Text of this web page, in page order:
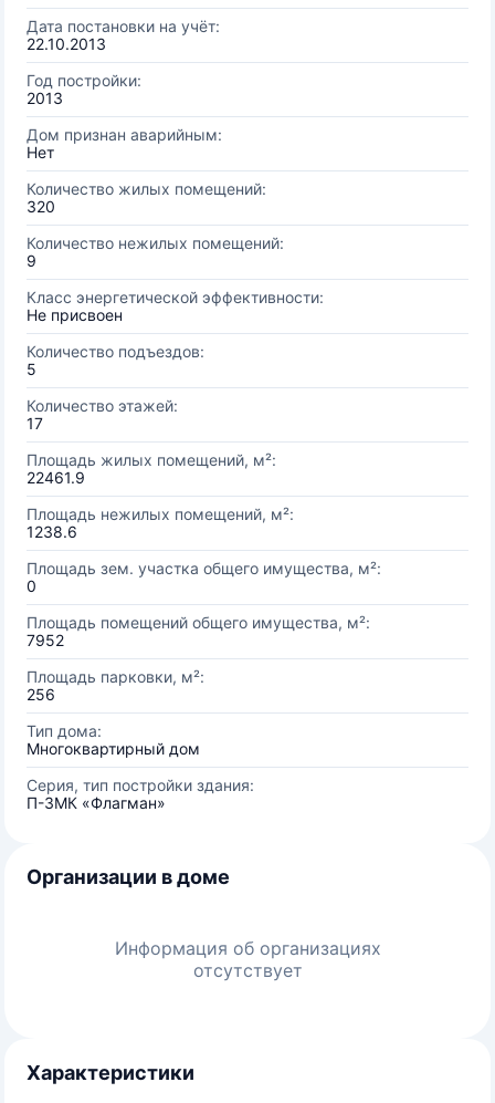
Дата постановки на учёт:
22.10.2013
Год постройки:
2013
Дом признан аварийным:
Нет
Количество жилых помещений:
320
Количество нежилых помещений:
9
Класс энергетической эффективности:
Не присвоен
Количество подъездов:
5
Количество этажей:
17
Площадь жилых помещений, м²:
22461.9
Площадь нежилых помещений, м²:
1238.6
Площадь зем. участка общего имущества, м²:
0
Площадь помещений общего имущества, м²:
7952
Площадь парковки, м²:
256
Тип дома:
Многоквартирный дом
Серия, тип постройки здания:
П-3МК «Флагман»
Организации в доме
Информация об организациях
отсутствует
Характеристики